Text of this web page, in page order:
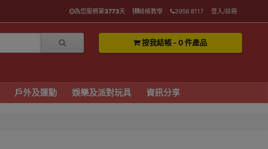
為您服務第3773天 結帳教學 3956 8117 登入/註冊
按我結帳 - 0 件產品
戶外及運動 娛樂及派對玩具 資訊分享